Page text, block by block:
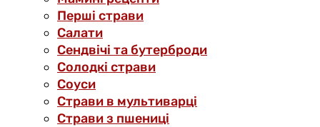
Перші страви
Салати
Сендвічі та бутерброди
Солодкі страви
Соуси
Страви в мультиварці
Страви з пшениці